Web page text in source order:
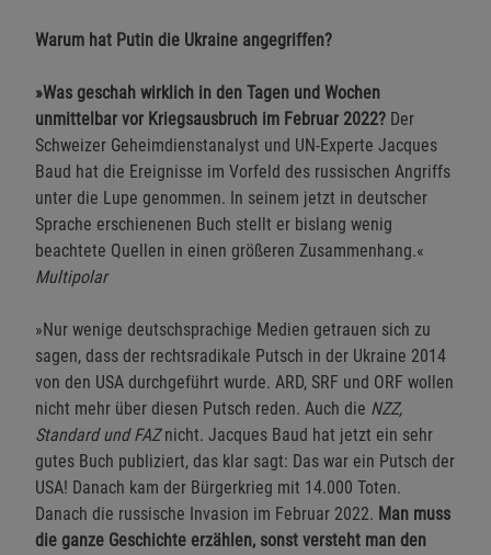
Warum hat Putin die Ukraine angegriffen?
»Was geschah wirklich in den Tagen und Wochen
unmittelbar vor Kriegsausbruch im Februar 2022? Der
Schweizer Geheimdienstanalyst und UN-Experte Jacques
Baud hat die Ereignisse im Vorfeld des russischen Angriffs
unter die Lupe genommen. In seinem jetzt in deutscher
Sprache erschienenen Buch stellt er bislang wenig
beachtete Quellen in einen größeren Zusammenhang.«
Multipolar
»Nur wenige deutschsprachige Medien getrauen sich zu
sagen, dass der rechtsradikale Putsch in der Ukraine 2014
von den USA durchgeführt wurde. ARD, SRF und ORF wollen
nicht mehr über diesen Putsch reden. Auch die NZZ,
Standard und FAZnicht. Jacques Baud hat jetzt ein sehr
gutes Buch publiziert, das klar sagt: Das war ein Putsch der
USA! Danach kam der Bürgerkrieg mit 14.000 Toten.
Danach die russische Invasion im Februar 2022. Man muss
die ganze Geschichte erzählen, sonst versteht man den